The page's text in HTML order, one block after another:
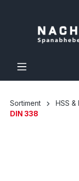
Sortiment HSS &
DIN 338